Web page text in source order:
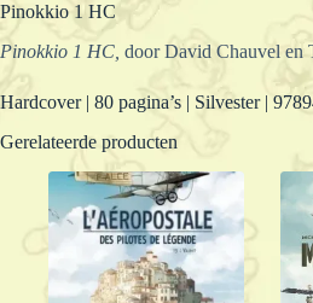
Pinokkio 1 HC
Pinokkio 1 HC, door David Chauvel en
Hardcover | 80 pagina’s | Silvester |
Gerelateerde producten